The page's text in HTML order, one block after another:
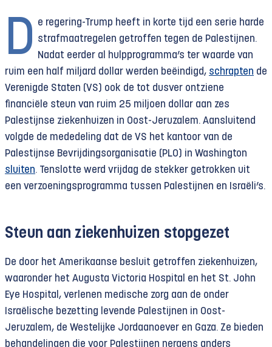
D e regering-Trump heeft in korte tijd een serie harde
strafmaatregelen getroffen tegen de Palestijnen.
Nadat eerder al hulpprogramma’s ter waarde van
ruim een half miljard dollar werden beëindigd, schrapten de
Verenigde Staten (VS) ook de tot dusver ontziene
financiële steun van ruim 25 miljoen dollar aan zes
Palestijnse ziekenhuizen in Oost-Jeruzalem. Aansluitend
volgde de mededeling dat de VS het kantoor van de
Palestijnse Bevrijdingsorganisatie (PLO) in Washington
sluiten. Tenslotte werd vrijdag de stekker getrokken uit
een verzoeningsprogramma tussen Palestijnen en Israëli’s.
Steun aan ziekenhuizen stopgezet
De door het Amerikaanse besluit getroffen ziekenhuizen,
waaronder het Augusta Victoria Hospital en het St. John
Eye Hospital, verlenen medische zorg aan de onder
Israëlische bezetting levende Palestijnen in Oost-
Jeruzalem, de Westelijke Jordaanoever en Gaza. Ze bieden
behandelingen die voor Palestijnen nergens anders